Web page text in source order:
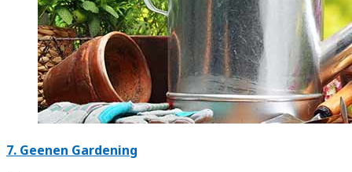
7. Geenen Gardening